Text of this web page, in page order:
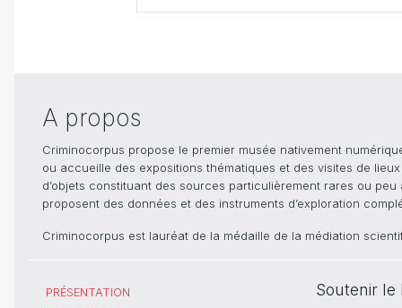
A propos
Criminocorpus propose le premier musée nativement
ou accueille des expositions thématiques et des visites de
d’objets constituant des sources particulièrement rares ou
proposent des données et des instruments d’exploration
Criminocorpus est lauréat de la médaille de la médiation
PRÉSENTATION
Soutenir le